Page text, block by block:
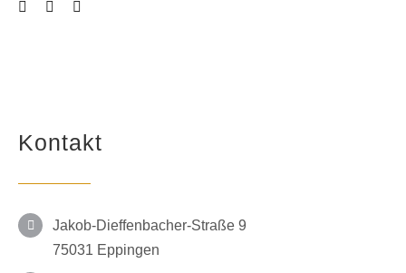
Kontakt
Jakob-Dieffenbacher-Straße 9
75031 Eppingen